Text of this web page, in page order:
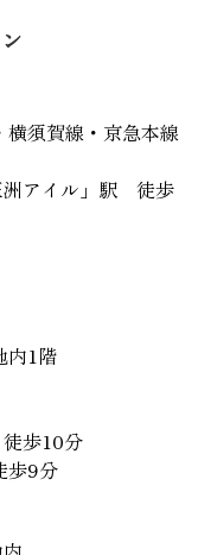
須賀線・京急本線
洲アイル」駅 徒歩
内1階
歩10分
歩9分